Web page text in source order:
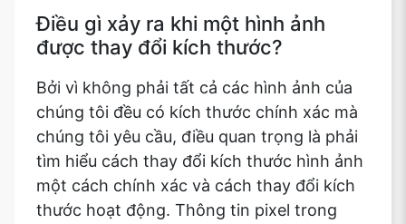
Điều gì xảy ra khi một hình ảnh
được thay đổi kích thước?
Bởi vì không phải tất cả các hình ảnh của
chúng tôi đều có kích thước chính xác mà
chúng tôi yêu cầu, điều quan trọng là phải
tìm hiểu cách thay đổi kích thước hình ảnh
một cách chính xác và cách thay đổi kích
thước hoạt động. Thông tin pixel trong